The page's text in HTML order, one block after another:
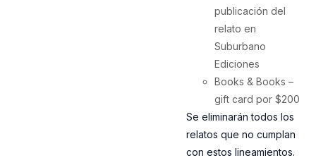
publicación del
relato en
Suburbano
Ediciones
Books & Books –
gift card por $200
Se eliminarán todos los
relatos que no cumplan
con estos lineamientos.